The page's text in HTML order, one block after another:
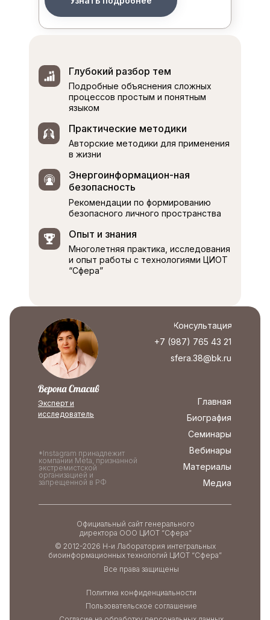
«ТОРУМ» и «АРТАУ»-
современные
инструменты для
реальностью,
расширения
осознанности и
многомерности
Формат:
запись вебинара
Узнать подробнее
происходящим изменениям,
восстанавливать внутреннюю
целостность и использовать
возможности модулей
Глубокий разбор тем
Практические методики
Энергоинформацион-ная
безопасность
Опыт и знания
Подробные объяснения сложных
процессов простым и понятным
языком
Авторские методики для применения
в жизни
Рекомендации по формированию
безопасного личного пространства
Многолетняя практика, исследования
и опыт работы с технологиями ЦИОТ
“Сфера”
Эксперт и
исследователь
Официальный сайт генерального
директора ООО ЦИОТ “Сфера”
© 2012-2026 Н-и Лаборатория интегральных
биоинформационных технологий ЦИОТ “Сфера”
Все права защищены
Политика конфиденциальности
*Instagram принадлежит
компании Meta, признанной
экстремистской
организацией и
запрещенной в РФ
Пользовательское соглашение
Главная
Биография
Семинары
Вебинары
Медиа
Консультация
+7 (987) 765 43 21
sfera.38@bk.ru
Материалы